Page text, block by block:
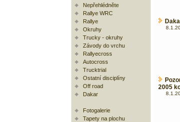
Nepřehlédněte
Rallye WRC
Rallye
Okruhy
Trucky - okruhy
Závody do vrchu
Rallyecross
Autocross
Trucktrial
Ostatní disciplíny
Off road
Dakar
Fotogalerie
Tapety na plochu
2005